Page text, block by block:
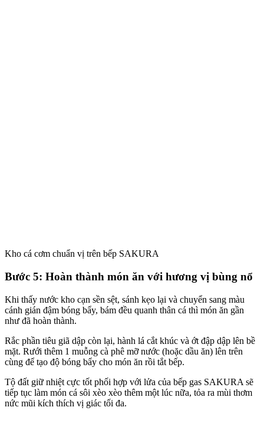
Kho cá cơm chuẩn vị trên bếp SAKURA
Bước 5: Hoàn thành món ăn với hương vị bùng nổ
Khi thấy nước kho cạn sền sệt, sánh kẹo lại và chuyển sang màu
cánh gián đậm bóng bẩy, bám đều quanh thân cá thì món ăn gần
như đã hoàn thành.
Rắc phần tiêu giã dập còn lại, hành lá cắt khúc và ớt đập dập lên bề
mặt. Rưới thêm 1 muỗng cà phê mỡ nước (hoặc dầu ăn) lên trên
cùng để tạo độ bóng bẩy cho món ăn rồi tắt bếp.
Tộ đất giữ nhiệt cực tốt phối hợp với lửa của bếp gas SAKURA sẽ
tiếp tục làm món cá sôi xèo xèo thêm một lúc nữa, tỏa ra mùi thơm
nức mũi kích thích vị giác tối đa.